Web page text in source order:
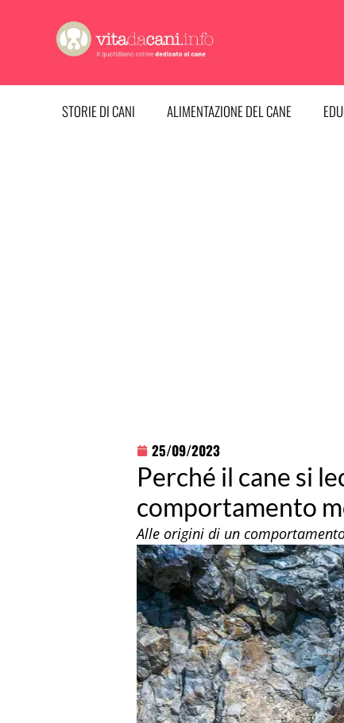
contenuto
STORIE DI CANI ALIMENTAZIONE DEL CANE
25/09/2023
Perché il cane si
comportamento
Alle origini di un